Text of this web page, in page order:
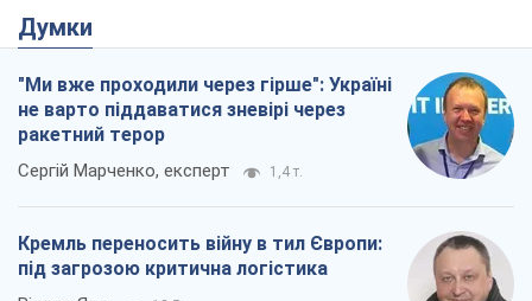
Думки
"Ми вже проходили через гірше": Україні
не варто піддаватися зневірі через
ракетний терор
Сергій Марченко, експерт 1,4 т.
Кремль переносить війну в тил Європи:
під загрозою критична логістика